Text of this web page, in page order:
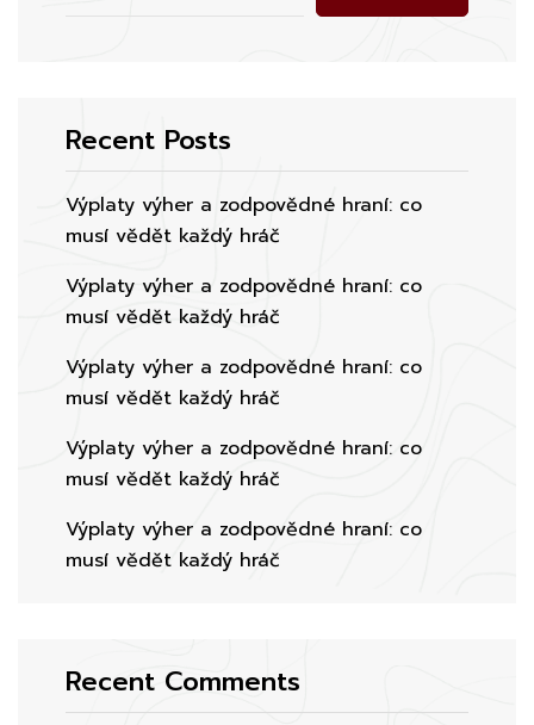
Recent Posts
Výplaty výher a zodpovědné hraní: co
musí vědět každý hráč
Výplaty výher a zodpovědné hraní: co
musí vědět každý hráč
Výplaty výher a zodpovědné hraní: co
musí vědět každý hráč
Výplaty výher a zodpovědné hraní: co
musí vědět každý hráč
Výplaty výher a zodpovědné hraní: co
musí vědět každý hráč
Recent Comments